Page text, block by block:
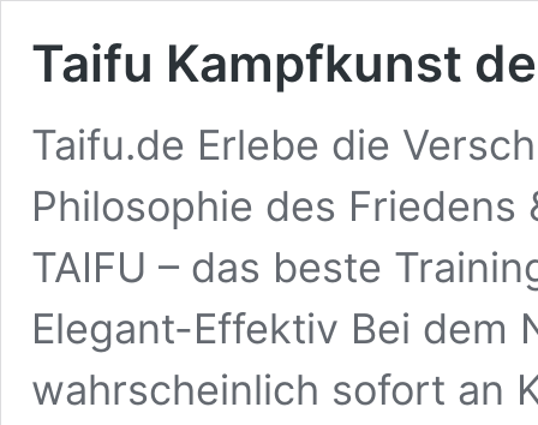
Taifu Kampfkunst
Taifu.de Erlebe die
Philosophie des
TAIFU – das beste
Elegant-Effektiv Bei dem
wahrscheinlich sofort an